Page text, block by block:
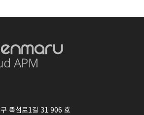
뚝섬로1길 31 906 호